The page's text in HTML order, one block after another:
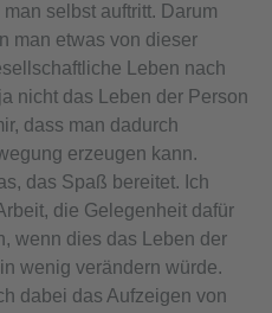
selbst auftritt. Darum
man etwas von dieser
Leben nach
nicht das Leben der Person
dass man dadurch
erzeugen kann.
das Spaß bereitet. Ich
die Gelegenheit dafür
wenn dies das Leben der
wenig verändern würde.
dabei das Aufzeigen von